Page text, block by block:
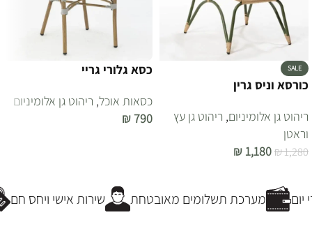
SALE
כורסא וניס גרין
ריהוט גן אלומיניום, ריהוט גן עץ
וראטן
₪1,280
₪ 1,180
כסא גלורי גריי
כסאות אוכל, ריהוט גן אלומיניום
₪790
שירות אישי ויחס חם מערכת תשלומים מאובטחת